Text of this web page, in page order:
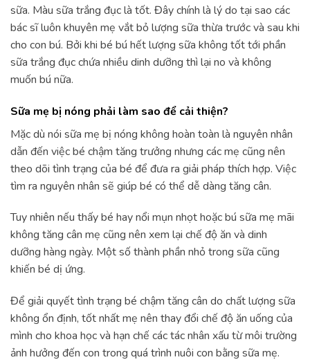
sữa. Màu sữa trắng đục là tốt. Đây chính là lý do tại sao các
bác sĩ luôn khuyên mẹ vắt bỏ lượng sữa thừa trước và sau khi
cho con bú. Bởi khi bé bú hết lượng sữa không tốt tới phần
sữa trắng đục chứa nhiều dinh dưỡng thì lại no và không
muốn bú nữa.
Sữa mẹ bị nóng phải làm sao để cải thiện?
Mặc dù nói sữa mẹ bị nóng không hoàn toàn là nguyên nhân
dẫn đến việc bé chậm tăng trưởng nhưng các mẹ cũng nên
theo dõi tình trạng của bé để đưa ra giải pháp thích hợp. Việc
tìm ra nguyên nhân sẽ giúp bé có thể dễ dàng tăng cân.
Tuy nhiên nếu thấy bé hay nổi mụn nhọt hoặc bú sữa mẹ mãi
không tăng cân mẹ cũng nên xem lại chế độ ăn và dinh
dưỡng hàng ngày. Một số thành phần nhỏ trong sữa cũng
khiến bé dị ứng.
Để giải quyết tình trạng bé chậm tăng cân do chất lượng sữa
không ổn định, tốt nhất mẹ nên thay đổi chế độ ăn uống của
mình cho khoa học và hạn chế các tác nhân xấu từ môi trường
ảnh hưởng đến con trong quá trình nuôi con bằng sữa mẹ.